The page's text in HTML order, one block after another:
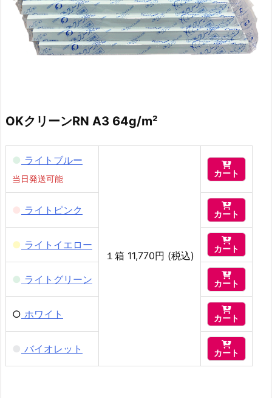
OKクリーンRN A3 64g/m²
● ライトブルー
当日発送可能
１箱 11,770円 (税込)

カート
● ライトピンク

カート
● ライトイエロー

カート
● ライトグリーン

カート
○ ホワイト

カート
● バイオレット

カート